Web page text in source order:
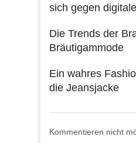
sich gegen
Die Trends der
Bräutigammode
Ein wahres
die Jeansjacke
Kommentieren nicht